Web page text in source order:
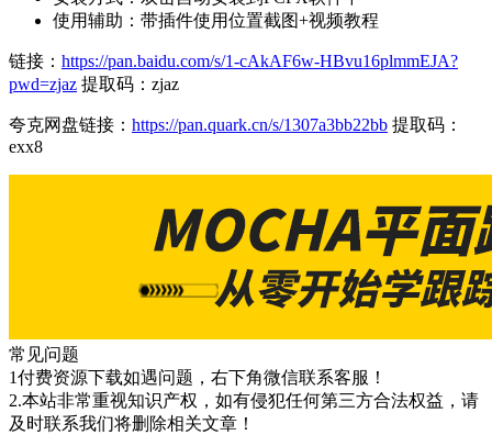
使用辅助：带插件使用位置截图+视频教程
链接： https://pan.baidu.com/s/1-cAkAF6w-HBvu16plmmEJA?
pwd=zjaz 提取码：zjaz
夸克网盘链接： https://pan.quark.cn/s/1307a3bb22bb 提取码：
exx8
常见问题
1付费资源下载如遇问题，右下角微信联系客服！
2.本站非常重视知识产权，如有侵犯任何第三方合法权益，请
及时联系我们将删除相关文章！